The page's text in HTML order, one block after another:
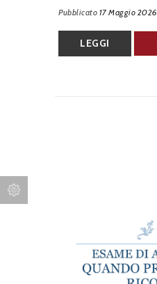
Pubblicato 17 Maggio 2026
LEGGI